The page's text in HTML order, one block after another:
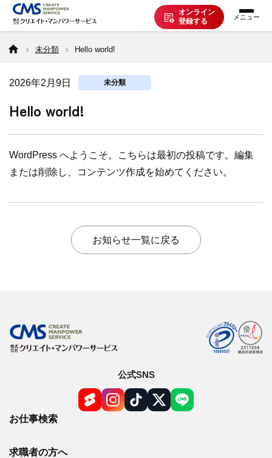
オンライン
登録する
お仕事を探す
登録の流れ
派遣の知識
閉じる
未分類 Hello world!
2026年2月9日 未分類
Hello world!
WordPress へようこそ。こちらは最初の投稿です。編集
または削除し、コンテンツ作成を始めてください。
お知らせ一覧に戻る
公式SNS
お仕事検索
求職者の方へ